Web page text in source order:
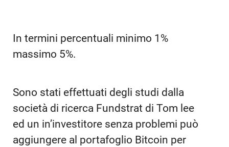
In termini percentuali minimo 1%
massimo 5%.
Sono stati effettuati degli studi dalla
società di ricerca Fundstrat di Tom lee
ed un in’investitore senza problemi può
aggiungere al portafoglio Bitcoin per